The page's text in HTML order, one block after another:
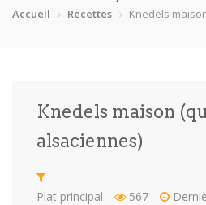
Boisson Crevette
Plat princ… Poisson
Repas faci…
Accueil Recettes Knedels
Knedels maison
alsaciennes)
Plat principal 567